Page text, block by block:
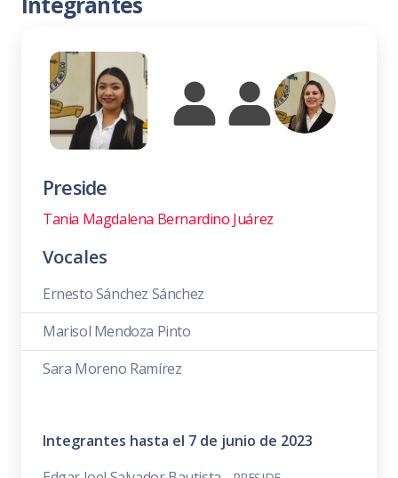
Preside
Tania Magdalena Bernardino Juárez
Vocales
Ernesto Sánchez Sánchez
Marisol Mendoza Pinto
Sara Moreno Ramírez
Integrantes hasta el 7 de junio de 2023